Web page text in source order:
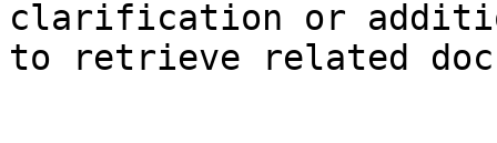
clarification or